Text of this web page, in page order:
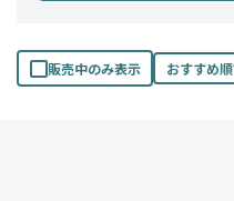
販売中のみ表示 おすすめ順